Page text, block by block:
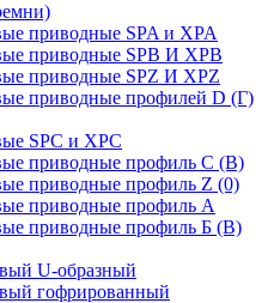
приводные SPA и XPA
приводные SPB И XPB
приводные SPZ И XPZ
приводные профилей D (Г)
SPC и XPC
приводные профиль C (В)
приводные профиль Z (0)
приводные профиль А
приводные профиль Б (B)
U-образный
гофрированный